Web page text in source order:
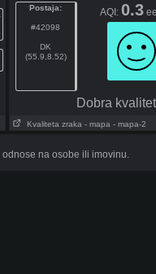
Postaja:
#42098
DK
(55.9,8.52)
AQI: 0.3
Dobra
Kvaliteta zraka - mapa - mapa-2
na osobe ili imovinu.